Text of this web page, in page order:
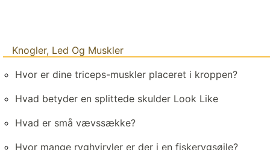
Knogler, Led Og Muskler
Hvor er dine triceps-muskler placeret i kroppen?
Hvad betyder en splittede skulder Look Like
Hvad er små vævssække?
Hvor mange ryghvirvler er der i en fiskerygsøjle?